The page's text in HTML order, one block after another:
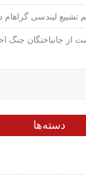
تشییع لیندسی گراهام
از جانباختگان جنگ
دسته‌ها